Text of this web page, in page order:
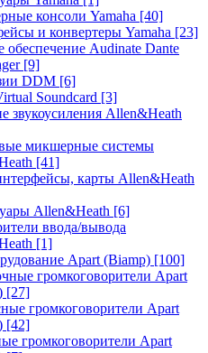
консоли Yamaha [40]
и конвертеры Yamaha [23]
Audinate Dante
[9]
DDM [6]
Soundcard [3]
звукоусиления Allen&Heath
микшерные системы
[41]
карты Allen&Heath
Allen&Heath [6]
ввода/вывода
[1]
Apart (Biamp) [100]
громкоговорители Apart
[27]
громкоговорители Apart
[42]
громкоговорители Apart